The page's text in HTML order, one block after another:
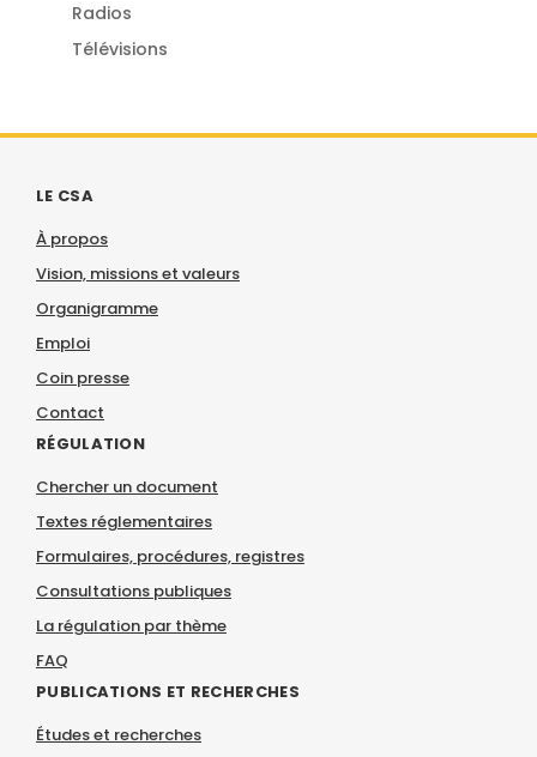
Radios
Télévisions
LE CSA
À propos
Vision, missions et valeurs
Organigramme
Emploi
Coin presse
Contact
RÉGULATION
Chercher un document
Textes réglementaires
Formulaires, procédures, registres
Consultations publiques
La régulation par thème
FAQ
PUBLICATIONS ET RECHERCHES
Études et recherches